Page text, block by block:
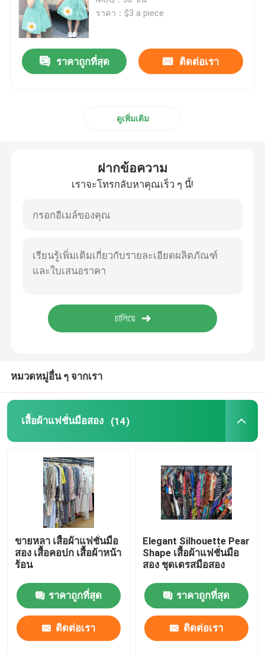
รองเท้าผู้ชายมือสอง
รองเท้าไฮเอนด์มือสอง
รองเท้าเด็กมือสอง
ชุดลำลองฤดูใบไม้ร่วง
เสื้อเชิ้ตผู้ชายรุ่นใหม่
สายเคเบิลข้อมูลสามในหนึ่งเดียว
รางม่าน
ราคา：$3 a piece
ราคาถูกที่สุด ติดต่อเรา
ดูเพิ่มเติม
ฝากข้อความ
เราจะโทรกลับหาคุณเร็ว ๆ นี้!
หมวดหมู่อื่น ๆ จากเรา
เสื้อผ้าแฟชั่นมือสอง (14)
ขายหลา เสื้อผ้าแฟชั่นมือ
สอง เสื้อคอปก เสื้อผ้าหน้า
ร้อน
ราคาถูกที่สุด
ติดต่อเรา
Elegant Silhouette Pear
Shape เสื้อผ้าแฟชั่นมือ
สอง ชุดเดรสมือสอง
ราคาถูกที่สุด
ติดต่อเรา